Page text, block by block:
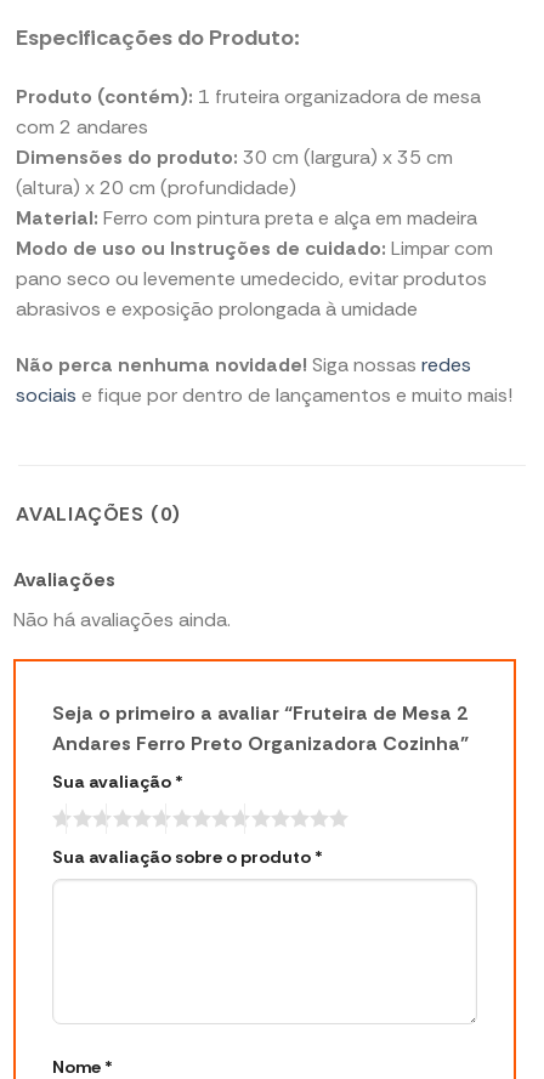
Especificações do Produto:
Produto (contém): 1 fruteira organizadora de mesa
com 2 andares
Dimensões do produto: 30 cm (largura) x 35 cm
(altura) x 20 cm (profundidade)
Material: Ferro com pintura preta e alça em madeira
Modo de uso ou Instruções de cuidado: Limpar com
pano seco ou levemente umedecido, evitar produtos
abrasivos e exposição prolongada à umidade
Não perca nenhuma novidade! Siga nossas redes
sociais e fique por dentro de lançamentos e muito mais!
AVALIAÇÕES (0)
Avaliações
Não há avaliações ainda.
Seja o primeiro a avaliar “Fruteira de Mesa 2
Andares Ferro Preto Organizadora Cozinha”
Sua avaliação *
Sua avaliação sobre o produto *
Nome *